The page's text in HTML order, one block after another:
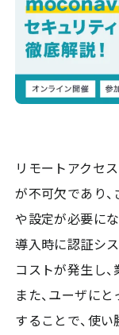
リモートアクセ
が不可欠であり
や設定が必要に
導入時に認証シ
コストが発生し
また、ユーザに
することで、使